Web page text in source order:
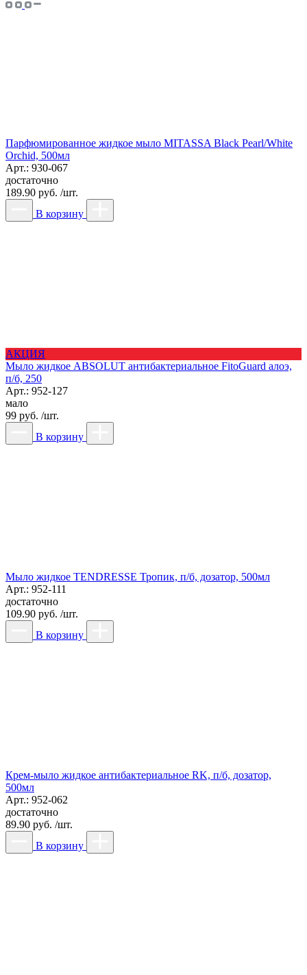
Парфюмированное жидкое мыло MITASSA Black Pearl/White
Orchid, 500мл
Арт.: 930-067
достаточно
189.90 руб. /шт.
В корзину
АКЦИЯ
Мыло жидкое ABSOLUT антибактериальное FitoGuard алоэ,
п/б, 250
Арт.: 952-127
мало
99 руб. /шт.
В корзину
Мыло жидкое TENDRESSE Тропик, п/б, дозатор, 500мл
Арт.: 952-111
достаточно
109.90 руб. /шт.
В корзину
Крем-мыло жидкое антибактериальное RK, п/б, дозатор,
500мл
Арт.: 952-062
достаточно
89.90 руб. /шт.
В корзину